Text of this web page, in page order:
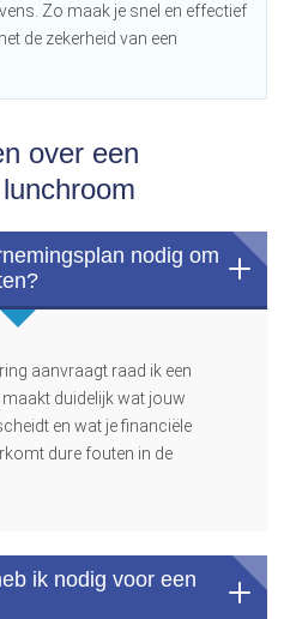
Zo maak je snel en effectief
de zekerheid van een
over een
nodig om
aanvraagt raad ik een
duidelijk wat jouw
en wat je financiële
dure fouten in de
ik nodig voor een